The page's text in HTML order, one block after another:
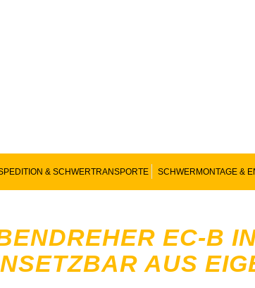
& SCHWERTRANSPORTE SCHWERMONTAGE &
EC-B
AUS